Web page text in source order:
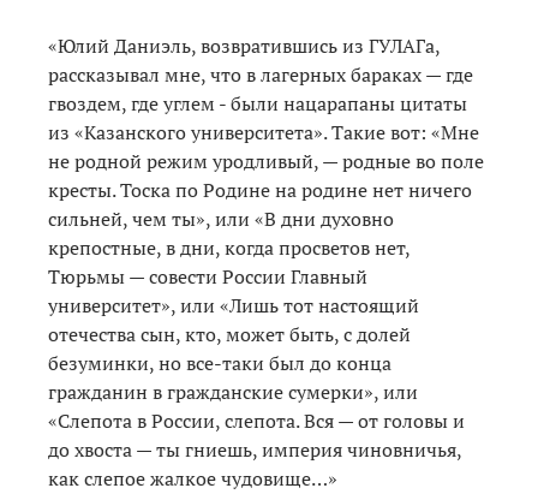
«Юлий Даниэль, возвратившись из ГУЛАГа,
рассказывал мне, что в лагерных бараках — где
гвоздем, где углем - были нацарапаны цитаты
из «Казанского университета». Такие вот: «Мне
не родной режим уродливый, — родные во поле
кресты. Тоска по Родине на родине нет ничего
сильней, чем ты», или «В дни духовно
крепостные, в дни, когда просветов нет,
Тюрьмы — совести России Главный
университет», или «Лишь тот настоящий
отечества сын, кто, может быть, с долей
безуминки, но все-таки был до конца
гражданин в гражданские сумерки», или
«Слепота в России, слепота. Вся — от головы и
до хвоста — ты гниешь, империя чиновничья,
как слепое жалкое чудовище…»